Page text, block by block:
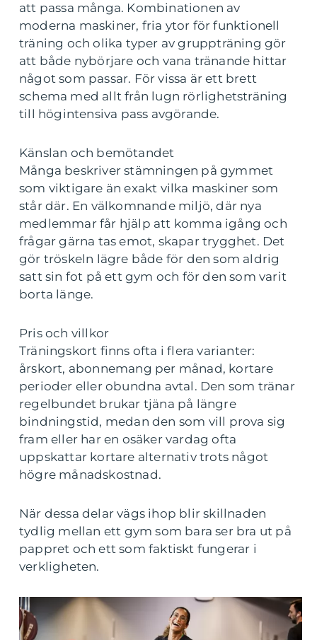
att passa många. Kombinationen av
moderna maskiner, fria ytor för funktionell
träning och olika typer av gruppträning gör
att både nybörjare och vana tränande hittar
något som passar. För vissa är ett brett
schema med allt från lugn rörlighetsträning
till högintensiva pass avgörande.
Känslan och bemötandet
Många beskriver stämningen på gymmet
som viktigare än exakt vilka maskiner som
står där. En välkomnande miljö, där nya
medlemmar får hjälp att komma igång och
frågar gärna tas emot, skapar trygghet. Det
gör tröskeln lägre både för den som aldrig
satt sin fot på ett gym och för den som varit
borta länge.
Pris och villkor
Träningskort finns ofta i flera varianter:
årskort, abonnemang per månad, kortare
perioder eller obundna avtal. Den som tränar
regelbundet brukar tjäna på längre
bindningstid, medan den som vill prova sig
fram eller har en osäker vardag ofta
uppskattar kortare alternativ trots något
högre månadskostnad.
När dessa delar vägs ihop blir skillnaden
tydlig mellan ett gym som bara ser bra ut på
pappret och ett som faktiskt fungerar i
verkligheten.